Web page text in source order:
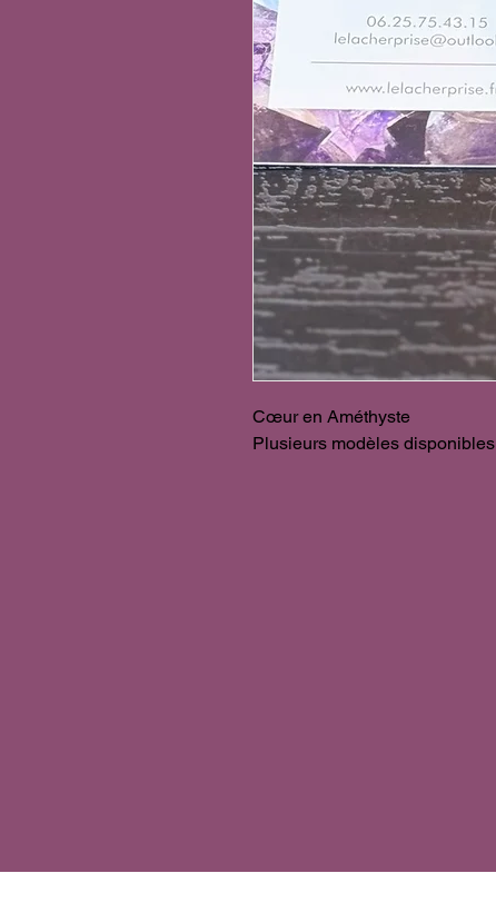
Cœur en Améthyste
Plusieurs modèles disponibles